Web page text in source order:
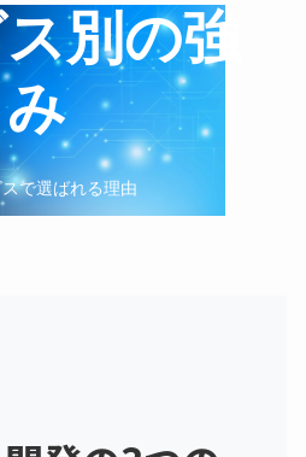
別の強
み
で選ばれる理由